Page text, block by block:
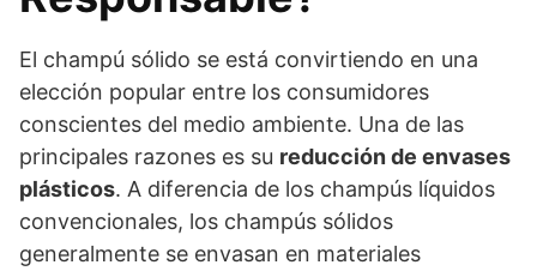
El champú sólido se está convirtiendo en una
elección popular entre los consumidores
conscientes del medio ambiente. Una de las
principales razones es su reducción de envases
plásticos. A diferencia de los champús líquidos
convencionales, los champús sólidos
generalmente se envasan en materiales